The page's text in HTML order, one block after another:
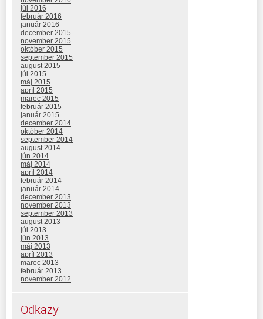
júl 2016
február 2016
január 2016
december 2015
november 2015
október 2015
september 2015
august 2015
júl 2015
máj 2015
apríl 2015
marec 2015
február 2015
január 2015
december 2014
október 2014
september 2014
august 2014
jún 2014
máj 2014
apríl 2014
február 2014
január 2014
december 2013
november 2013
september 2013
august 2013
júl 2013
jún 2013
máj 2013
apríl 2013
marec 2013
február 2013
november 2012
Odkazy